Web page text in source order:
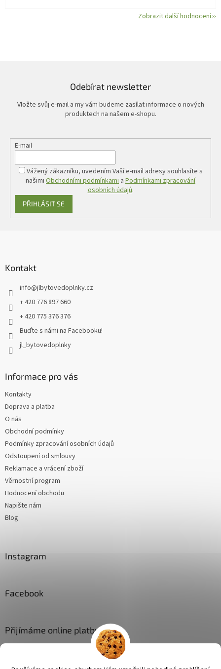
Zobrazit další hodnocení
Odebírat newsletter
Vložte svůj e-mail a my vám budeme zasílat informace o nových
produktech na našem e-shopu.
E-mail
Vážený zákazníku, uvedením Vaší e-mail adresy souhlasíte s
našimi Obchodními podmínkami a Podmínkami zpracování
osobních údajů.
PŘIHLÁSIT SE
Kontakt
info@jlbytovedoplnky.cz
+ 420 776 897 660
+ 420 775 376 376
Buďte s námi na Facebooku!
jl_bytovedoplnky
Informace pro vás
Kontakty
Doprava a platba
O nás
Obchodní podmínky
Podmínky zpracování osobních údajů
Odstoupení od smlouvy
Reklamace a vrácení zboží
Věrnostní program
Hodnocení obchodu
Napište nám
Blog
Instagram
Facebook
Přijímáme online platby